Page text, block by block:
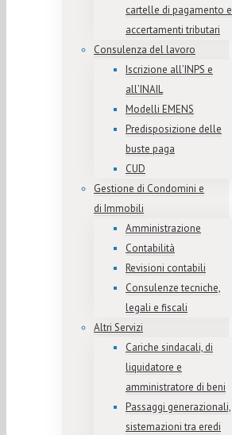
cartelle di pagamento e
accertamenti tributari
Consulenza del lavoro
Iscrizione all’INPS e
all’INAIL
Modelli EMENS
Predisposizione delle
buste paga
CUD
Gestione di Condomini e
di Immobili
Amministrazione
Contabilità
Revisioni contabili
Consulenze tecniche,
legali e fiscali
Altri Servizi
Cariche sindacali, di
liquidatore e
amministratore di beni
Passaggi generazionali,
sistemazioni tra eredi